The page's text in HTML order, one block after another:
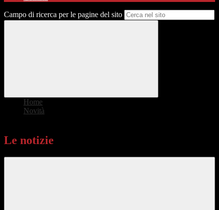
Campo di ricerca per le pagine del sito
Home
Novità
Le notizie